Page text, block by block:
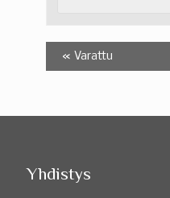
« Varattu
Yhdistys